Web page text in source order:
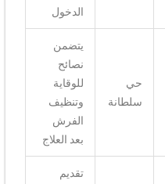
الدخول
حي
سلطانة
يتضمن
نصائح
للوقاية
وتنظيف
الفرش
بعد العلاج
تقديم